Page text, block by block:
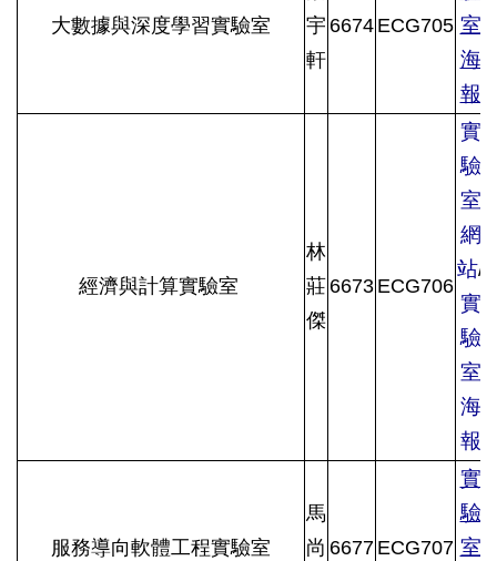
大數據與深度學習實驗室
宇
軒
6674 ECG705 室
海
報
經濟與計算實驗室
林
莊
傑
6673 ECG706
實
驗
室
網
站/
實
驗
室
海
報
服務導向軟體工程實驗室
馬
尚 6677 ECG707
實
驗
室